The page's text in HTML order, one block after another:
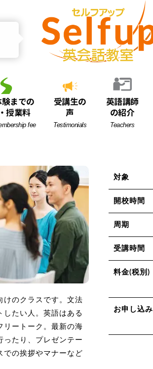
までの
授業料
fee
受講生の
声
Testimonials
英語講師
の紹介
Teachers
けのクラスです。文法
したい人。英語はある
リートーク。最新の海
ったり、プレゼンテー
での挨拶やマナーなど
対象
開校時間
周期
受講時間
料金(税別)
お申し込み